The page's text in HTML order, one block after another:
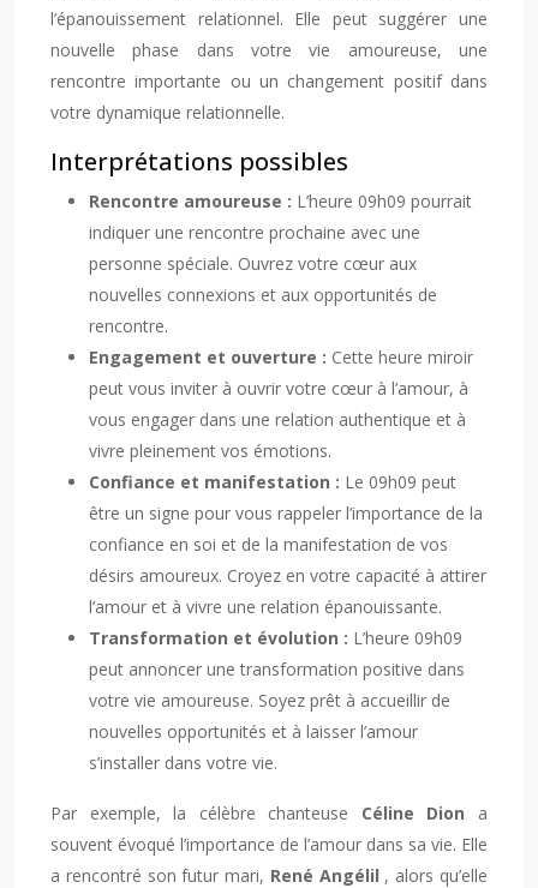
l’épanouissement relationnel. Elle peut suggérer une
nouvelle phase dans votre vie amoureuse, une
rencontre importante ou un changement positif dans
votre dynamique relationnelle.
Interprétations possibles
Rencontre amoureuse : L’heure 09h09 pourrait
indiquer une rencontre prochaine avec une
personne spéciale. Ouvrez votre cœur aux
nouvelles connexions et aux opportunités de
rencontre.
Engagement et ouverture : Cette heure miroir
peut vous inviter à ouvrir votre cœur à l’amour, à
vous engager dans une relation authentique et à
vivre pleinement vos émotions.
Confiance et manifestation : Le 09h09 peut
être un signe pour vous rappeler l’importance de la
confiance en soi et de la manifestation de vos
désirs amoureux. Croyez en votre capacité à attirer
l’amour et à vivre une relation épanouissante.
Transformation et évolution : L’heure 09h09
peut annoncer une transformation positive dans
votre vie amoureuse. Soyez prêt à accueillir de
nouvelles opportunités et à laisser l’amour
s’installer dans votre vie.
Par exemple, la célèbre chanteuse Céline Dion a
souvent évoqué l’importance de l’amour dans sa vie. Elle
a rencontré son futur mari, René Angélil , alors qu’elle